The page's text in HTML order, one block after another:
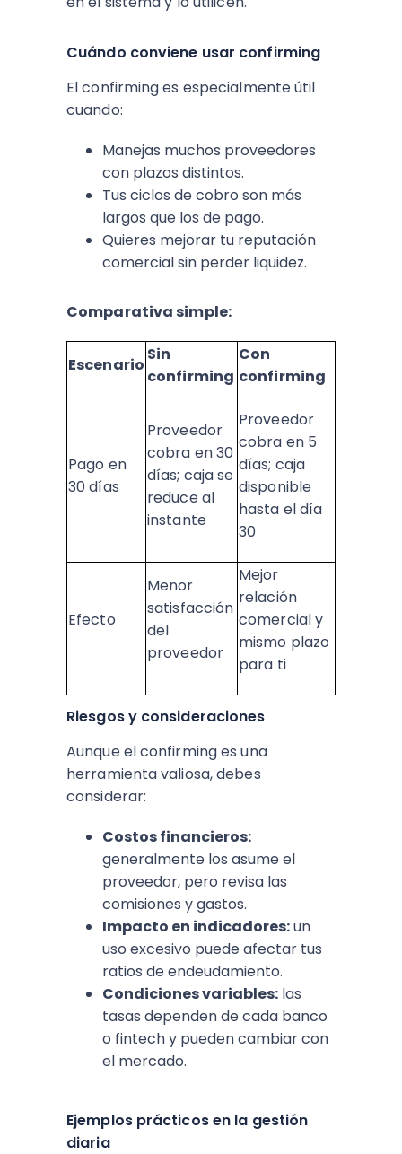
Cuándo conviene usar confirming
El confirming es especialmente útil
cuando:
Manejas muchos proveedores
con plazos distintos.
Tus ciclos de cobro son más
largos que los de pago.
Quieres mejorar tu reputación
comercial sin perder liquidez.
Comparativa simple:
Escenario
Sin
confirming
Con
confirming
Pago en
30 días
Proveedor
cobra en 30
días; caja se
reduce al
instante
Proveedor
cobra en 5
días; caja
disponible
hasta el día
30
Efecto
Menor
satisfacción
del
proveedor
Mejor
relación
comercial y
mismo plazo
para ti
Riesgos y consideraciones
Aunque el confirming es una
herramienta valiosa, debes
considerar:
Costos financieros:
generalmente los asume el
proveedor, pero revisa las
comisiones y gastos.
Impacto en indicadores:un
uso excesivo puede afectar tus
ratios de endeudamiento.
Condiciones variables: las
tasas dependen de cada banco
o fintech y pueden cambiar con
el mercado.
Ejemplos prácticos en la gestión
diaria